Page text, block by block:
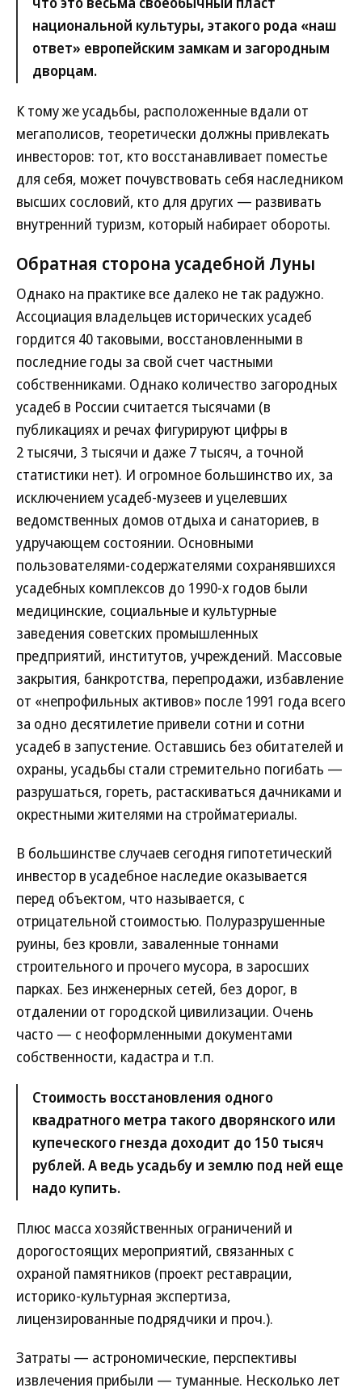
национальной культуры, этакого рода «наш
ответ» европейским замкам и загородным
дворцам.
К тому же усадьбы, расположенные вдали от
мегаполисов, теоретически должны привлекать
инвесторов: тот, кто восстанавливает поместье
для себя, может почувствовать себя наследником
высших сословий, кто для других — развивать
внутренний туризм, который набирает обороты.
Обратная сторона усадебной Луны
Однако на практике все далеко не так радужно.
Ассоциация владельцев исторических усадеб
гордится 40 таковыми, восстановленными в
последние годы за свой счет частными
собственниками. Однако количество загородных
усадеб в России считается тысячами (в
публикациях и речах фигурируют цифры в
2 тысячи, 3 тысячи и даже 7 тысяч, а точной
статистики нет). И огромное большинство их, за
исключением усадеб-музеев и уцелевших
ведомственных домов отдыха и санаториев, в
удручающем состоянии. Основными
пользователями-содержателями сохранявшихся
усадебных комплексов до 1990-х годов были
медицинские, социальные и культурные
заведения советских промышленных
предприятий, институтов, учреждений. Массовые
закрытия, банкротства, перепродажи, избавление
от «непрофильных активов» после 1991 года всего
за одно десятилетие привели сотни и сотни
усадеб в запустение. Оставшись без обитателей и
охраны, усадьбы стали стремительно погибать —
разрушаться, гореть, растаскиваться дачниками и
окрестными жителями на стройматериалы.
В большинстве случаев сегодня гипотетический
инвестор в усадебное наследие оказывается
перед объектом, что называется, с
отрицательной стоимостью. Полуразрушенные
руины, без кровли, заваленные тоннами
строительного и прочего мусора, в заросших
парках. Без инженерных сетей, без дорог, в
отдалении от городской цивилизации. Очень
часто — с неоформленными документами
собственности, кадастра и т.п.
Стоимость восстановления одного
квадратного метра такого дворянского или
купеческого гнезда доходит до 150 тысяч
рублей. А ведь усадьбу и землю под ней еще
надо купить.
Плюс масса хозяйственных ограничений и
дорогостоящих мероприятий, связанных с
охраной памятников (проект реставрации,
историко-культурная экспертиза,
лицензированные подрядчики и проч.).
Затраты — астрономические, перспективы
извлечения прибыли — туманные. Несколько лет